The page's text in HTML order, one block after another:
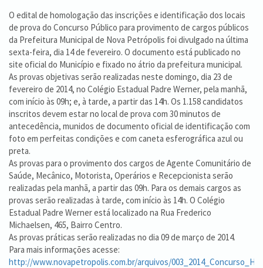
O edital de homologação das inscrições e identificação dos locais
de prova do Concurso Público para provimento de cargos públicos
da Prefeitura Municipal de Nova Petrópolis foi divulgado na última
sexta-feira, dia 14 de fevereiro. O documento está publicado no
site oficial do Município e fixado no átrio da prefeitura municipal.
As provas objetivas serão realizadas neste domingo, dia 23 de
fevereiro de 2014, no Colégio Estadual Padre Werner, pela manhã,
com início às 09h; e, à tarde, a partir das 14h. Os 1.158 candidatos
inscritos devem estar no local de prova com 30 minutos de
antecedência, munidos de documento oficial de identificação com
foto em perfeitas condições e com caneta esferográfica azul ou
preta.
As provas para o provimento dos cargos de Agente Comunitário de
Saúde, Mecânico, Motorista, Operários e Recepcionista serão
realizadas pela manhã, a partir das 09h. Para os demais cargos as
provas serão realizadas à tarde, com início às 14h. O Colégio
Estadual Padre Werner está localizado na Rua Frederico
Michaelsen, 465, Bairro Centro.
As provas práticas serão realizadas no dia 09 de março de 2014.
Para mais informações acesse:
http://www.novapetropolis.com.br/arquivos/